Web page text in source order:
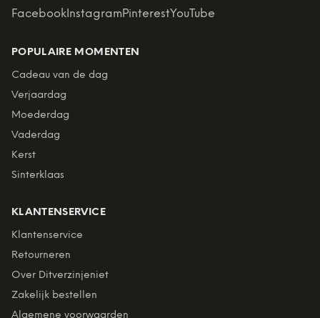
Facebook InstagramPinterestYouTube
POPULAIRE MOMENTEN
Cadeau van de dag
Verjaardag
Moederdag
Vaderdag
Kerst
Sinterklaas
KLANTENSERVICE
Klantenservice
Retourneren
Over Ditverzinjeniet
Zakelijk bestellen
Algemene voorwaarden